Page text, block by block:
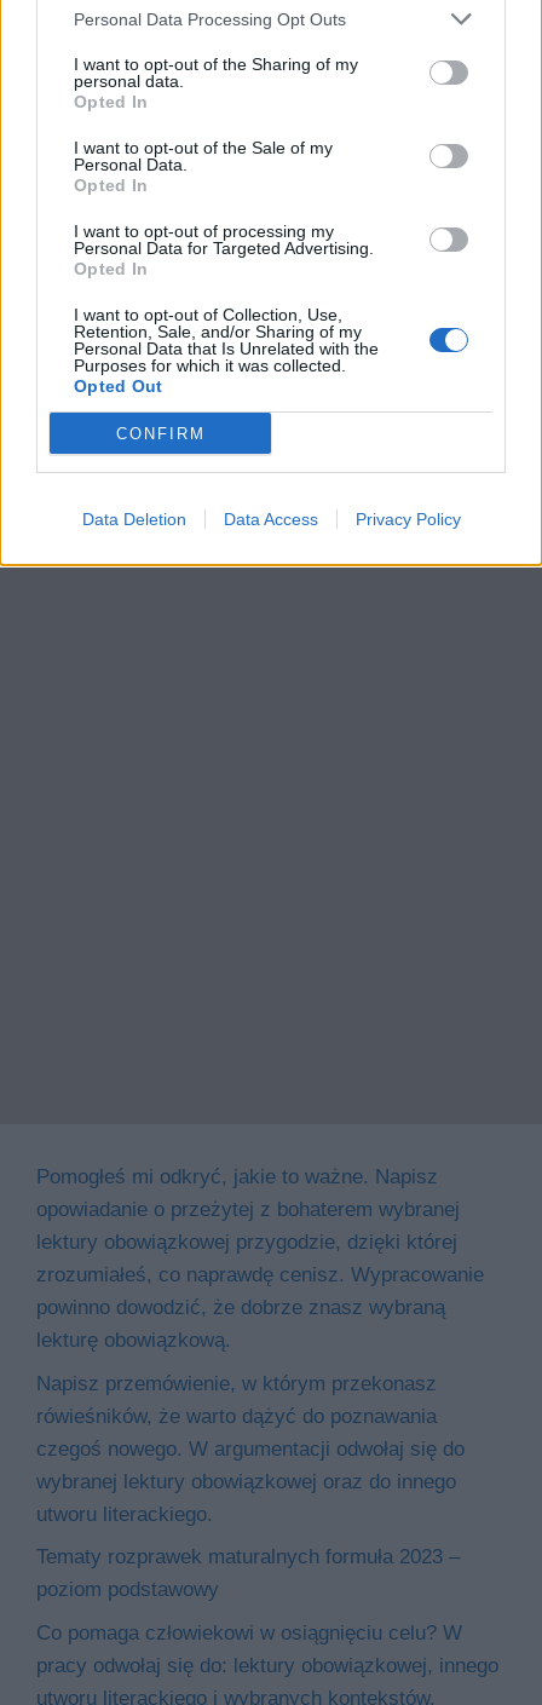
Personal Data Processing Opt Outs
I want to opt-out of the Sharing of my
personal data.
Opted In
I want to opt-out of the Sale of my
Personal Data.
Opted In
I want to opt-out of processing my
Personal Data for Targeted Advertising.
Opted In
I want to opt-out of Collection, Use,
Retention, Sale, and/or Sharing of my
Personal Data that Is Unrelated with the
Purposes for which it was collected.
Opted Out
CONFIRM
Data Deletion Data Access Privacy Policy
Anaruk jest dwunastoletnim chłopcem, który
wraz z rodziną i swoim plemieniem mieszka na
Na Grenlandii panuje surowy klimat, lato jest
krótkie i dość mroźne, jednak Inuici wykorzystują
je do jak najbardziej intensywnych polowań, by
zgromadzić zapasy żywności na zimę.
Kategorie
opracowania
Szukaj
Pomogłeś mi odkryć, jakie to ważne. Napisz
opowiadanie o przeżytej z bohaterem wybranej
lektury obowiązkowej przygodzie, dzięki której
zrozumiałeś, co naprawdę cenisz. Wypracowanie
powinno dowodzić, że dobrze znasz wybraną
lekturę obowiązkową.
Napisz przemówienie, w którym przekonasz
rówieśników, że warto dążyć do poznawania
czegoś nowego. W argumentacji odwołaj się do
wybranej lektury obowiązkowej oraz do innego
utworu literackiego.
Tematy rozprawek maturalnych formuła 2023 –
poziom podstawowy
Co pomaga człowiekowi w osiągnięciu celu? W
pracy odwołaj się do: lektury obowiązkowej, innego
utworu literackiego i wybranych kontekstów.